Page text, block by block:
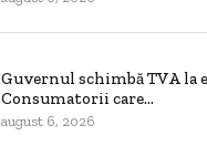
Guvernul schimbă TVA la
Consumatorii care...
august 6, 2026